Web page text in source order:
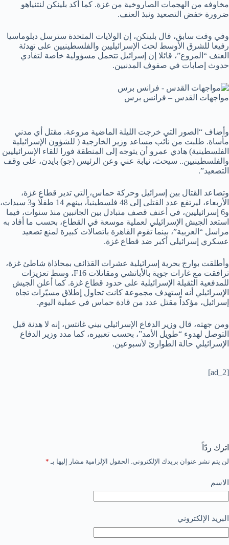
مخاوفه من الهجمات الصاروخية من غزة. كما أكد بلينكن لنتنياهو
ضرورة خفض التصعيد ونبذ العنف.
وفي وقت سابق، قال بلينكن، إن الولايات المتحدة سترسل دبلوماسيا
رفيعا للشرق الأوسط لحث الإسرائيليين والفلسطينيين على تهدئة
العنف “المروع”، قائلا إن إسرائيل تتحمل مسؤولية خاصة لتفادي
حدوث إصابات في صفوف المدنيين.
مواجهات القدس – فرانس برس
وأضاف “الصور التي خرجت الليلة الماضية مروعة. مقتل أي مدني
مأساة. طلبت من نائب مساعد وزير الخارجية ( للشؤون الإسرائيلية
الفلسطينية) هادي عمرو أن يتوجه إلى المنطقة فورا للقاء الإسرائيليين
والفلسطينيين.. سيحث، نيابة عني وعن الرئيس (جو) بايدن، على وقف
التصعيد”.
وتصاعد القتال بين إسرائيل وحركة حماس، التي تدير قطاع غزة،
الأربعاء، ليرتفع عدد القتلى إلى 48 فلسطينياً، بينهم 14 طفلًا و3 سيدات،
و6 إسرائيليين، في أعنف قصف متبادل بين الجانبين منذ سنوات، فيما
استعد الجيش الإسرائيلي لعملية موسعة في القطاع، بحسب ما أفاد به
مراسل “العربية”، بينما تقوم القاهرة باتصالات كبيرة لمنع تصعيد
عسكري إسرائيلي أكبر ضد قطاع غزة.
وأطلقت بوارج بحرية إسرائيلية عشرات القذائف بمحاذاة شاطئ غزة،
ترافقت مع غارات جوية بالأباتشي ومقاتلات F16، وسط تعزيزات
للمدفعية الثقيلة الإسرائيلية على حدود قطاع غزة. كما أعلن الجيش
الإسرائيلي أنه استهدف مجموعة كانت تحاول إطلاق مسيّرات تجاه
إسرائيل، مؤكداً مقتل عدد من قادة حماس في عملية اليوم.
ومن جهته، قال وزير الدفاع الإسرائيلي بيني غانتس، إنه لا هدنة قبل
التوصل لهدوء “طويل الأمد”، بحسب تعبيره، كما مدد وزير الدفاع
الإسرائيلي حالة الطوارئ لأسبوعين.
[ad_2]
اترك ردّاً
لن يتم نشر عنوان بريدك الإلكتروني. الحقول الإلزامية مشار إليها بـ *
الاسم
البريد الإلكتروني